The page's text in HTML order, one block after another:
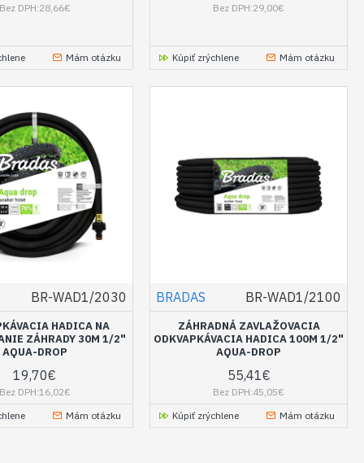
DPH:28,66€
Mám otázku
Bez DPH:29,00€
Kúpiť zrýchlene Mám otázku
BR-WAD1/2030
HADICA NA
ZÁHRADY 30M 1/2"
AQUA-DROP
19,70€
DPH:16,02€
Mám otázku
BRADAS BR-WAD1/2100
ZÁHRADNÁ ZAVLAŽOVACIA
ODKVAPKÁVACIA HADICA 100M 1/2"
AQUA-DROP
55,41€
Bez DPH:45,05€
Kúpiť zrýchlene
Mám otázku